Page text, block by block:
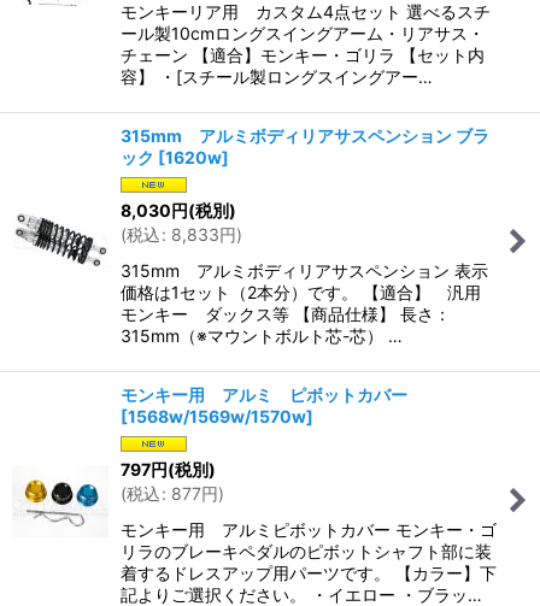
モンキーリア用 カスタム4点セット 選べるスチ
ール製10cmロングスイングアーム・リアサス・
チェーン 【適合】モンキー・ゴリラ 【セット内
容】 ・[スチール製ロングスイングアー…
315mm アルミボディリアサスペンション ブラ
ック [1620w]
8,030円(税別)
(税込: 8,833円)
315mm アルミボディリアサスペンション 表示
価格は1セット（2本分）です。 【適合】 汎用
モンキー ダックス等 【商品仕様】 長さ：
315mm（※マウントボルト芯-芯） …
モンキー用 アルミ ピボットカバー
[1568w/1569w/1570w]
797円(税別)
(税込: 877円)
モンキー用 アルミピボットカバー モンキー・ゴ
リラのブレーキペダルのピボットシャフト部に装
着するドレスアップ用パーツです。 【カラー】下
記よりご選択ください。 ・イエロー ・ブラッ…